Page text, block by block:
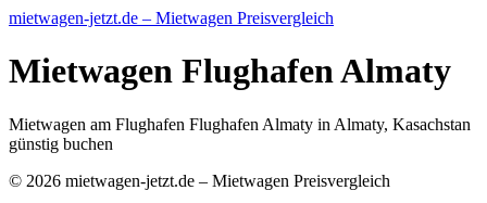
mietwagen-jetzt.de – Mietwagen Preisvergleich
Mietwagen Flughafen Almaty
Mietwagen am Flughafen Flughafen Almaty in Almaty, Kasachstan
günstig buchen
© 2026 mietwagen-jetzt.de – Mietwagen Preisvergleich